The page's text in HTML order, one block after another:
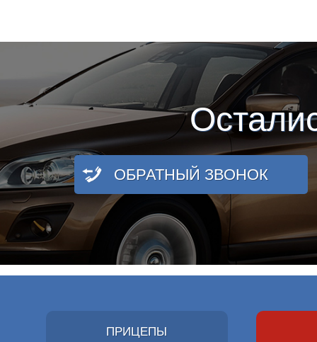
ОБРАТНЫЙ ЗВОНОК
ПРИЦЕПЫ